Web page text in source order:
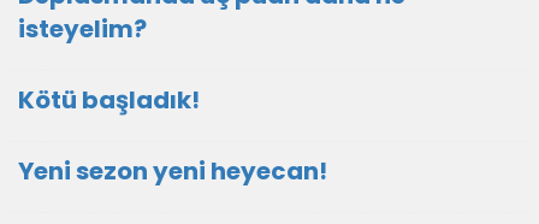
isteyelim?
Kötü başladık!
Yeni sezon yeni heyecan!